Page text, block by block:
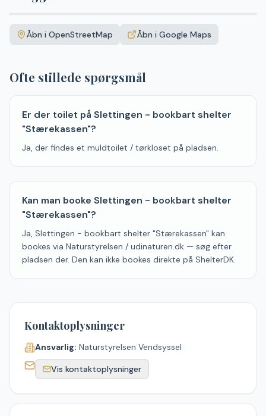
+Åbn i OpenStreetMap Åbn i Google Maps
Ofte stillede spørgsmål
Er der toilet på Slettingen - bookbart shelter
"Stærekassen"?
Ja, der findes et muldtoilet / tørkloset på pladsen.
Kan man booke Slettingen - bookbart shelter
"Stærekassen"?
Ja, Slettingen - bookbart shelter "Stærekassen" kan
bookes via Naturstyrelsen / udinaturen.dk — søg efter
pladsen der. Den kan ikke bookes direkte på ShelterDK.
Kontaktoplysninger
Ansvarlig: Naturstyrelsen Vendsyssel
Vis kontaktoplysninger